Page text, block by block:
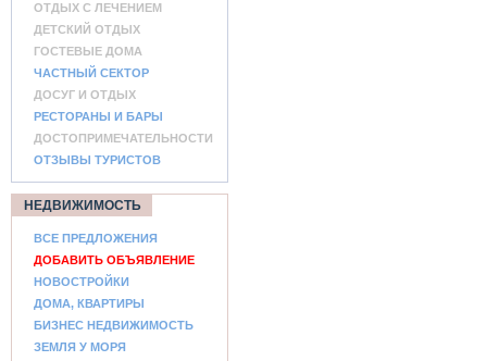
ОТДЫХ С ЛЕЧЕНИЕМ
ДЕТСКИЙ ОТДЫХ
ГОСТЕВЫЕ ДОМА
ЧАСТНЫЙ СЕКТОР
ДОСУГ И ОТДЫХ
РЕСТОРАНЫ И БАРЫ
ДОСТОПРИМЕЧАТЕЛЬНОСТИ
ОТЗЫВЫ ТУРИСТОВ
НЕДВИЖИМОСТЬ
ВСЕ ПРЕДЛОЖЕНИЯ
ДОБАВИТЬ ОБЪЯВЛЕНИЕ
НОВОСТРОЙКИ
ДОМА, КВАРТИРЫ
БИЗНЕС НЕДВИЖИМОСТЬ
ЗЕМЛЯ У МОРЯ